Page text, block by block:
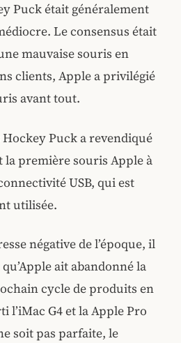
Puck était généralement
Le consensus était
mauvaise souris en
clients, Apple a privilégié
avant tout.
Puck a revendiqué
la première souris Apple à
USB, qui est
utilisée.
négative de l’époque, il
ait abandonné la
cycle de produits en
l’iMac G4 et la Apple Pro
soit pas parfaite, le